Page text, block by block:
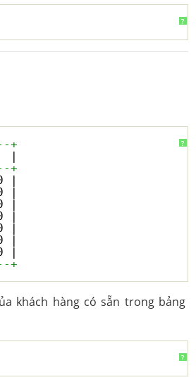
?
?
+
|
+
|
|
|
|
|
|
|
+
khách hàng có sẵn trong bảng
?